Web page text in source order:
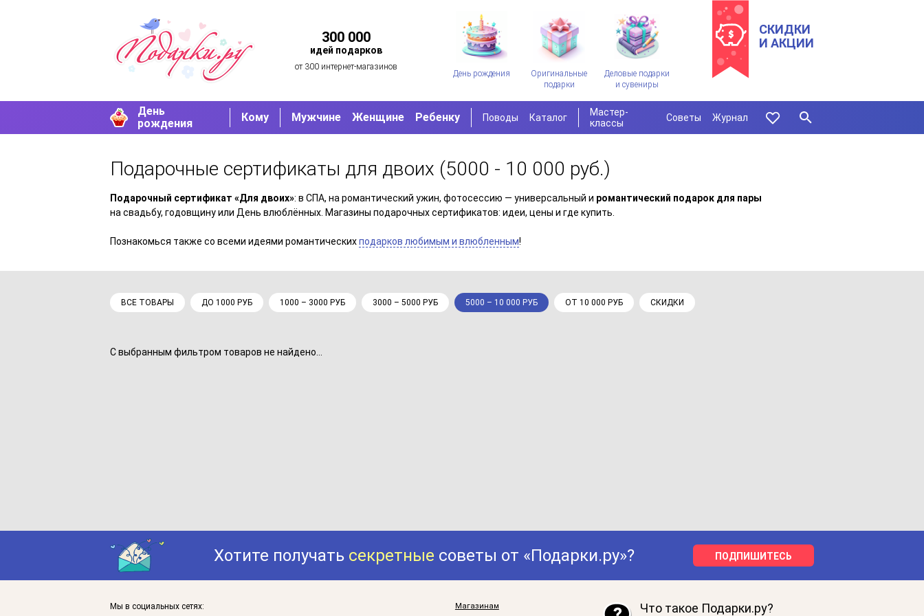
300 000
идей подарков
от 300 интернет-магазинов
День рождения
Оригинальные
подарки
Деловые подарки
и сувениры
СКИДКИ
И АКЦИИ
День
рождения
Кому Мужчине Женщине Ребенку Поводы Каталог
Мастер-
классы
Советы Журнал
Подарочные сертификаты для двоих (5000 - 10 000 руб.)
Подарочный сертификат «Для двоих»: в СПА, на романтический ужин, фотосессию — универсальный и романтический подарок для пары
на свадьбу, годовщину или День влюблённых. Магазины подарочных сертификатов: идеи, цены и где купить.
Познакомься также со всеми идеями романтическихподарков любимым и влюбленным!
ВСЕ ТОВАРЫ ДО 1000 РУБ 1000 – 3000 РУБ 3000 – 5000 РУБ 5000 – 10 000 РУБ ОТ 10 000 РУБ СКИДКИ
С выбранным фильтром товаров не найдено...
Хотите получать секретные советы от «Подарки.ру»? ПОДПИШИТЕСЬ
Мы в социальных сетях: Магазинам Что такое Подарки.ру?